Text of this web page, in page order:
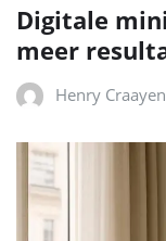
Digitale
meer
Henry Craayen